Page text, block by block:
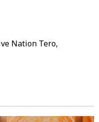
Nation Tero,